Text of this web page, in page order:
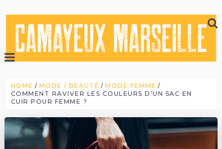
HOME MODE / BEAUTÉ
MODE FEMME
COMMENT RAVIVER LES COULEURS D’UN SAC EN
CUIR POUR FEMME ?